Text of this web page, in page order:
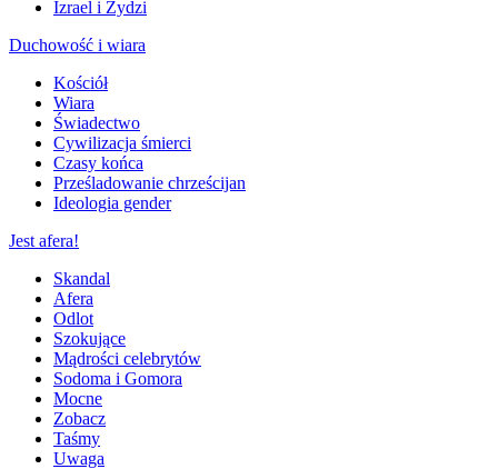
Izrael i Żydzi
Duchowość i wiara
Kościół
Wiara
Świadectwo
Cywilizacja śmierci
Czasy końca
Prześladowanie chrześcijan
Ideologia gender
Jest afera!
Skandal
Afera
Odlot
Szokujące
Mądrości celebrytów
Sodoma i Gomora
Mocne
Zobacz
Taśmy
Uwaga